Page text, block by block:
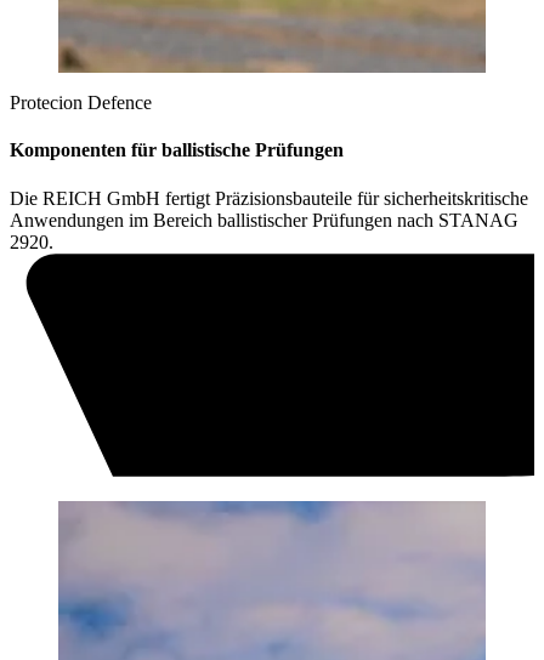
Protecion Defence
Komponenten für ballistische Prüfungen
Die REICH GmbH fertigt Präzisionsbauteile für sicherheitskritische
Anwendungen im Bereich ballistischer Prüfungen nach STANAG
2920.